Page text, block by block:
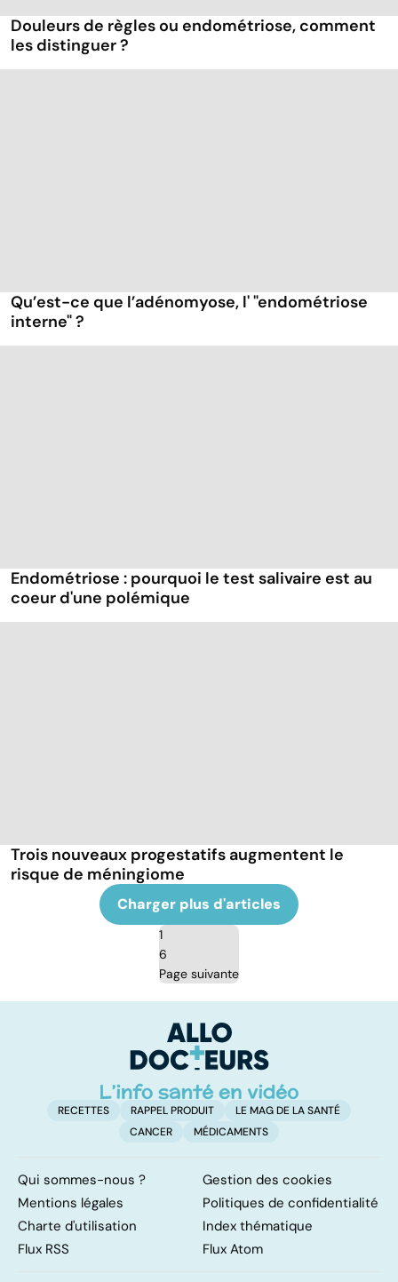
Douleurs de règles ou endométriose, comment
les distinguer ?
Qu’est-ce que l’adénomyose, l' "endométriose
interne" ?
Endométriose : pourquoi le test salivaire est au
coeur d'une polémique
Trois nouveaux progestatifs augmentent le
risque de méningiome
Charger plus d'articles
1
6
Page suivante
RECETTES RAPPEL PRODUIT
LE MAG DE LA SANTÉ
CANCER
MÉDICAMENTS
Qui sommes-nous ?
Gestion des cookies
Mentions légales
Politiques de confidentialité
Charte d'utilisation
Index thématique
Flux RSS
Flux Atom